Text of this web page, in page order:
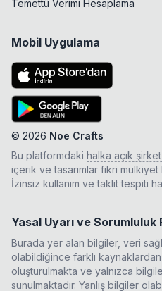
Temettü Verimi Hesaplama
Mobil Uygulama
© 2026 Noe Crafts
Bu platformdaki halka açık
içerik ve tasarımlar fikri mülkiyet
İzinsiz kullanım ve taklit tespiti
Yasal Uyarı ve Sorumluluk
Burada yer alan bilgiler, veri
olabildiğince farklı
oluşturulmakta ve yalnızca
sunulmaktadır. Yanlış bilgiler